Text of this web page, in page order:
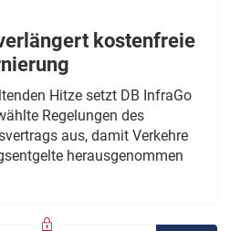
kostenfreie
Hitze setzt DB InfraGo
Regelungen des
aus, damit Verkehre
herausgenommen